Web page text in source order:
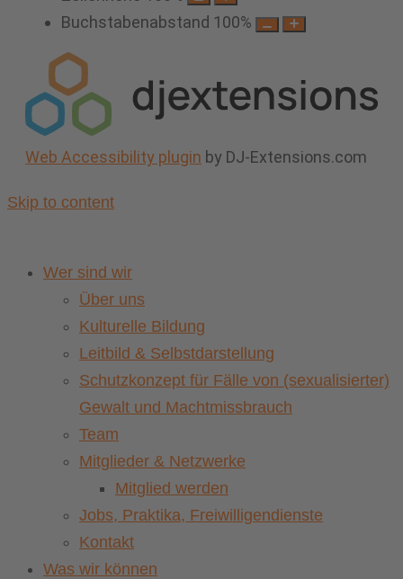
Buchstabenabstand 100%
Web Accessibility plugin by DJ-Extensions.com
Skip to content
Wer sind wir
Über uns
Kulturelle Bildung
Leitbild & Selbstdarstellung
Schutzkonzept für Fälle von (sexualisierter)
Gewalt und Machtmissbrauch
Team
Mitglieder & Netzwerke
Mitglied werden
Jobs, Praktika, Freiwilligendienste
Kontakt
Was wir können